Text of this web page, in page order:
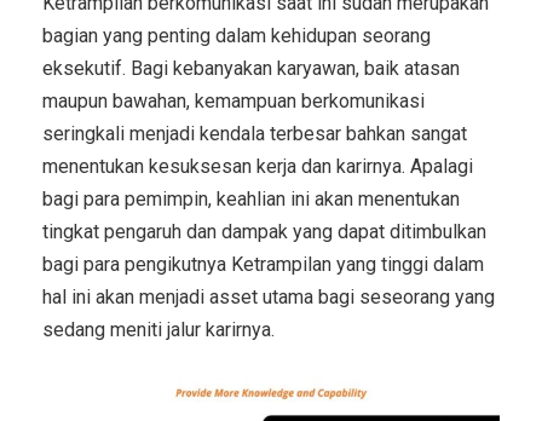
bagian yang penting dalam kehidupan seorang
eksekutif. Bagi kebanyakan karyawan, baik atasan
maupun bawahan, kemampuan berkomunikasi
seringkali menjadi kendala terbesar bahkan sangat
menentukan kesuksesan kerja dan karirnya. Apalagi
bagi para pemimpin, keahlian ini akan menentukan
tingkat pengaruh dan dampak yang dapat ditimbulkan
bagi para pengikutnya Ketrampilan yang tinggi dalam
hal ini akan menjadi asset utama bagi seseorang yang
sedang meniti jalur karirnya.